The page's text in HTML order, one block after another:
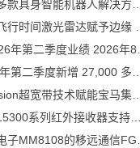
年第二季度业绩 2026年8月6日
恩智浦Trimension超宽带技术赋能宝马集团Digital Key Plus及生命体存在检测功能
Vishay TSOP15300系列红外接收器支持所有主流遥控代码